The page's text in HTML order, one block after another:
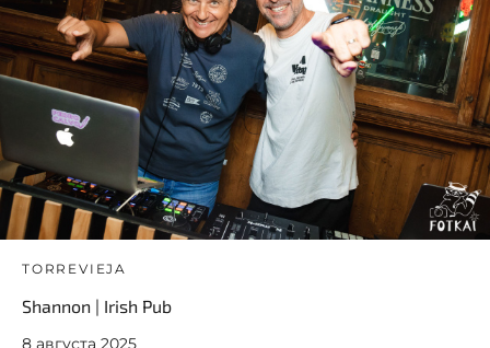
TORREVIEJA
Shannon | Irish Pub
8 августа 2025